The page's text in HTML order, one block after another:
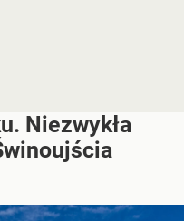
Niezwykła